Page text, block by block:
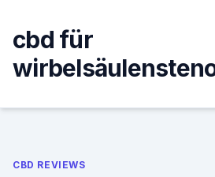
content
cbd für
CBD REVIEWS